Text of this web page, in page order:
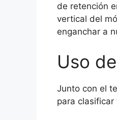
de retención
vertical del
enganchar a
Uso
Junto con el
para